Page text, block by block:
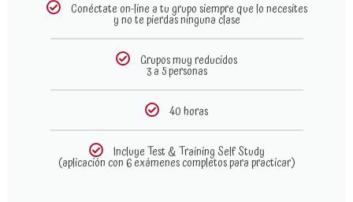
Conéctate on-line a tu grupo siempre que lo necesites
y no te pierdas ninguna clase
Grupos muy reducidos
3 a 5 personas
40 horas
Incluye Test & Training Self Study
(aplicación con 6 exámenes completos para practicar)